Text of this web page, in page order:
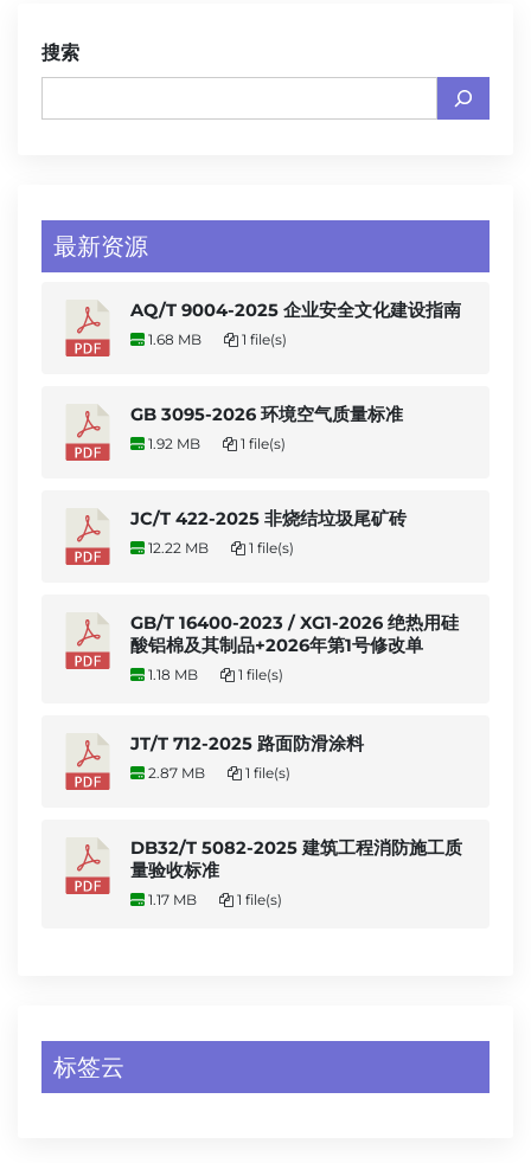
搜索
最新资源
AQ/T 9004-2025 企业安全文化建设指南
1.68 MB 1 file(s)
GB 3095-2026 环境空气质量标准
1.92 MB 1 file(s)
JC/T 422-2025 非烧结垃圾尾矿砖
12.22 MB 1 file(s)
GB/T 16400-2023 / XG1-2026 绝热用硅
酸铝棉及其制品+2026年第1号修改单
1.18 MB 1 file(s)
JT/T 712-2025 路面防滑涂料
2.87 MB 1 file(s)
DB32/T 5082-2025 建筑工程消防施工质
量验收标准
1.17 MB 1 file(s)
标签云